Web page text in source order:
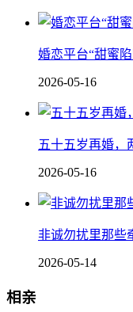
婚恋平台“甜蜜
2026-05-16
五十五岁再婚，
2026-05-16
非诚勿扰里那些
2026-05-14
相亲